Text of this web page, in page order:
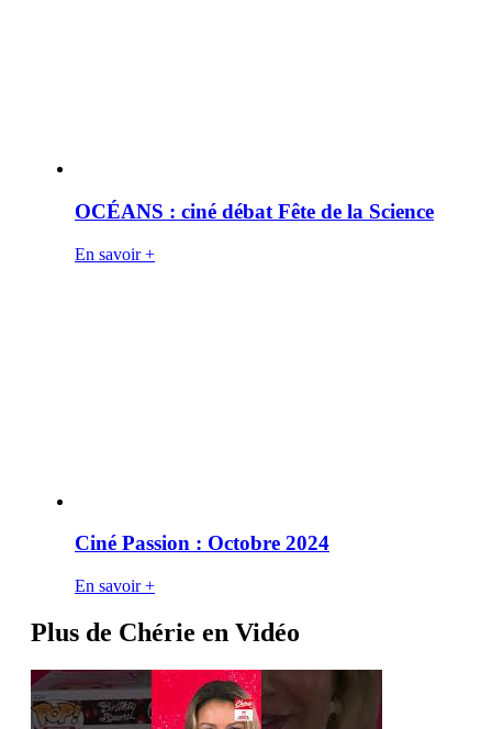
OCÉANS : ciné débat Fête de la Science
En savoir +
Ciné Passion : Octobre 2024
En savoir +
Plus de Chérie en Vidéo